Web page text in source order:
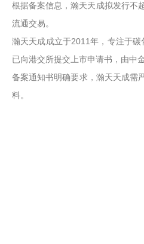
根据备案信息，瀚天天成拟发行不
流通交易。
瀚天天成成立于2011年，专注于
已向港交所提交上市申请书，由中
备案通知书明确要求，瀚天天成需
料。